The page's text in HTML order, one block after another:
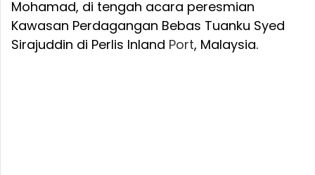
Mohamad, di tengah acara peresmian
Kawasan Perdagangan Bebas Tuanku Syed
Sirajuddin di Perlis Inland Port, Malaysia.